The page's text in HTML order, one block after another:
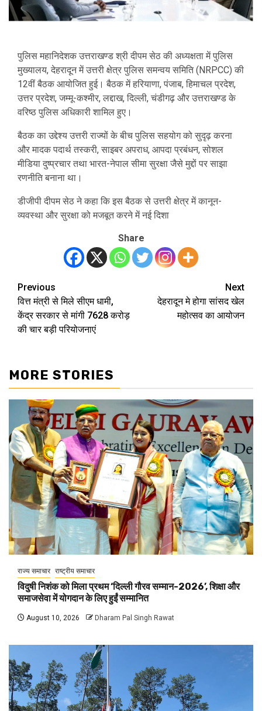
पुलिस महानिदेशक उत्तराखण्ड श्री दीपम सेठ की अध्यक्षता में पुलिस
मुख्यालय, देहरादून में उत्तरी क्षेत्र पुलिस समन्वय समिति (NRPCC) की
12वीं बैठक आयोजित हुई। बैठक में हरियाणा, पंजाब, हिमाचल प्रदेश,
उत्तर प्रदेश, जम्मू-कश्मीर, लद्दाख, दिल्ली, चंडीगढ़ और उत्तराखण्ड के
वरिष्ठ पुलिस अधिकारी शामिल हुए।
बैठक का उद्देश्य उत्तरी राज्यों के बीच पुलिस सहयोग को सुदृढ़ करना
और मादक पदार्थ तस्करी, साइबर अपराध, आपदा प्रबंधन, सोशल
मीडिया दुष्प्रचार तथा भारत-नेपाल सीमा सुरक्षा जैसे मुद्दों पर साझा
रणनीति बनाना था।
डीजीपी दीपम सेठ ने कहा कि इस बैठक से उत्तरी क्षेत्र में कानून-
व्यवस्था और सुरक्षा को मजबूत करने में नई दिशा
Share
Post
navigation
Previous
वित्त मंत्री से मिले सीएम धामी,
केंद्र सरकार से मांगी 7628 करोड़
की चार बड़ी परियोजनाएं
Next
देहरादून मे होगा सांसद खेल
महोत्सव का आयोजन
MORE STORIES
राज्य समाचार राष्ट्रीय समाचार
विदुषी निशंक को मिला प्रथम ‘दिल्ली गौरव सम्मान-2026’, शिक्षा और
समाजसेवा में योगदान के लिए हुईं सम्मानित
August 10, 2026 Dharam Pal Singh Rawat